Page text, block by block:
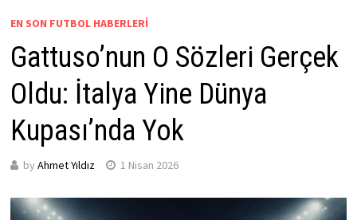
EN SON FUTBOL HABERLERI
Gattuso’nun O Sözleri Gerçek
Oldu: İtalya Yine Dünya
Kupası’nda Yok
by Ahmet Yıldız 1 Nisan 2026